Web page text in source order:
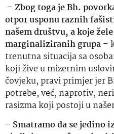
– Zbog toga je Bh.
otpor usponu raznih
našem društvu, a koje
marginaliziranih grupa–
trenutna situacija sa
koji žive u mizernim
čovjeku, pravi primjer jer
potrebe, već, naprotiv,
rasizma koji postoji u
– Smatramo da se jedino